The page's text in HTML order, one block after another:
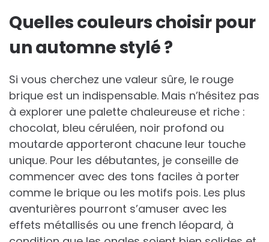
Quelles couleurs choisir pour
un automne stylé ?
Si vous cherchez une valeur sûre, le rouge
brique est un indispensable. Mais n’hésitez pas
à explorer une palette chaleureuse et riche :
chocolat, bleu céruléen, noir profond ou
moutarde apporteront chacune leur touche
unique. Pour les débutantes, je conseille de
commencer avec des tons faciles à porter
comme le brique ou les motifs pois. Les plus
aventurières pourront s’amuser avec les
effets métallisés ou une french léopard, à